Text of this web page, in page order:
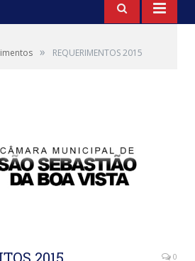
» REQUERIMENTOS 2015
0